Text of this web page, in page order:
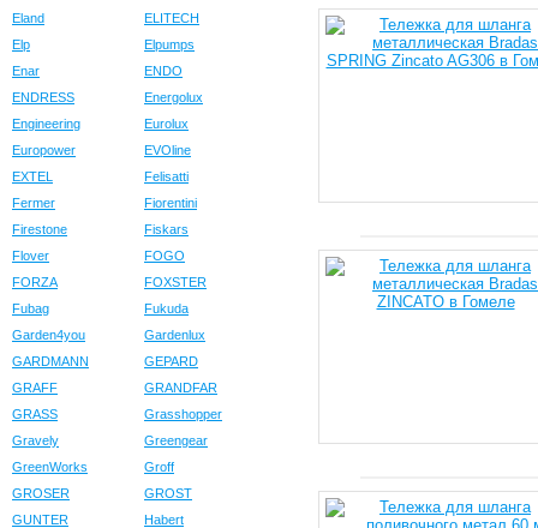
Eland
ELITECH
Elp
Elpumps
Enar
ENDO
ENDRESS
Energolux
Engineering
Eurolux
Europower
EVOline
EXTEL
Felisatti
Fermer
Fiorentini
Firestone
Fiskars
Flover
FOGO
FORZA
FOXSTER
Fubag
Fukuda
Garden4you
Gardenlux
GARDMANN
GEPARD
GRAFF
GRANDFAR
GRASS
Grasshopper
Gravely
Greengear
GreenWorks
Groff
GROSER
GROST
GUNTER
Habert